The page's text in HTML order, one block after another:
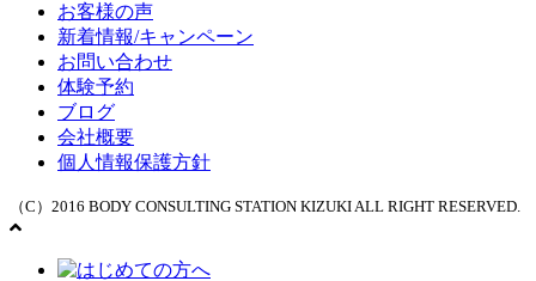
お客様の声
新着情報/キャンペーン
お問い合わせ
体験予約
ブログ
会社概要
個人情報保護方針
（C）2016 BODY CONSULTING STATION KIZUKI ALL RIGHT RESERVED.